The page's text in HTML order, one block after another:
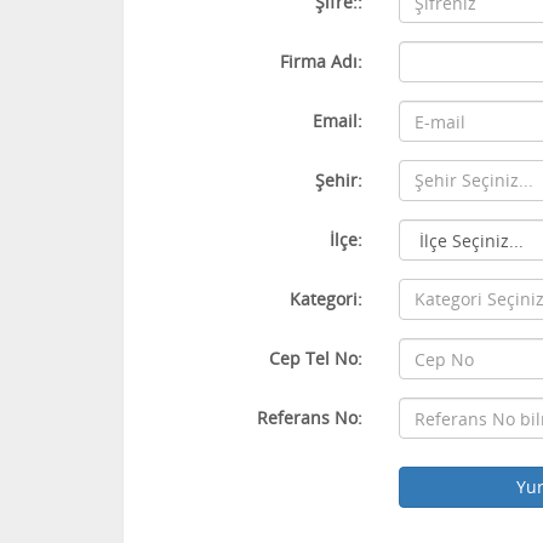
Firma Adı:
Email:
Şehir: Şehir Seçiniz...
İlçe:
Kategori: Kategori Seçiniz
Cep Tel No:
Referans No: